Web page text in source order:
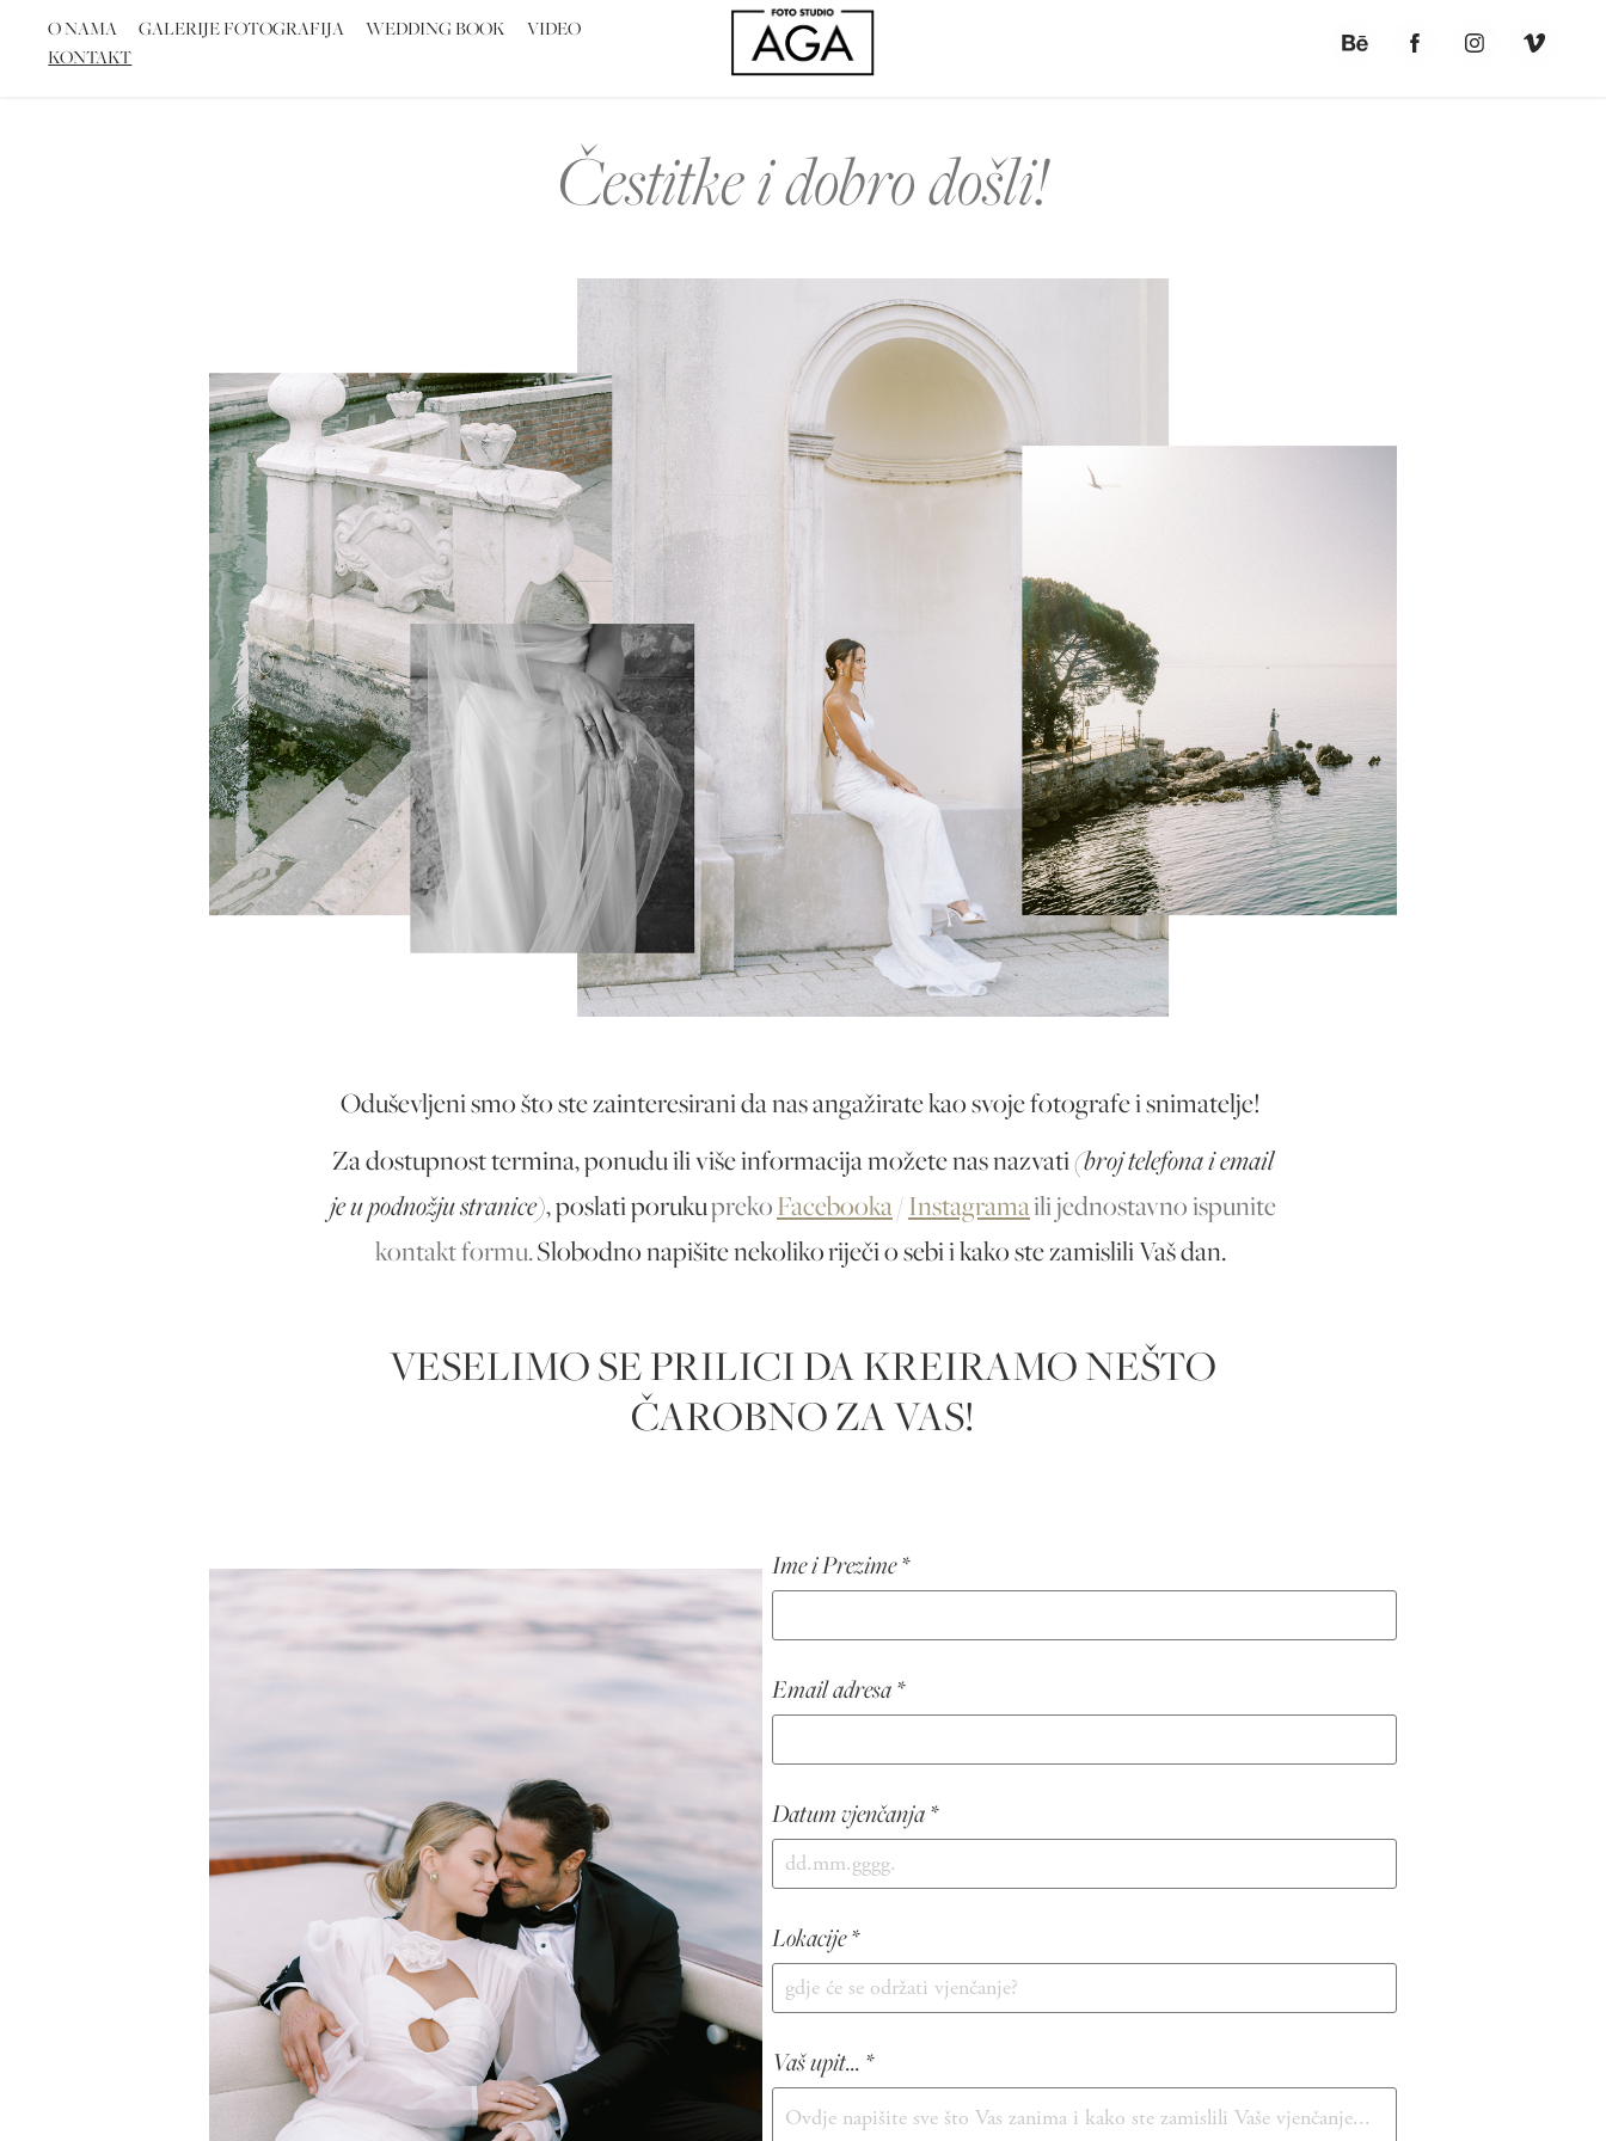
O NAMA GALERIJE FOTOGRAFIJA WEDDING BOOK
VIDEO
KONTAKT
Čestitke i dobro došli!
Oduševljeni smo što ste zainteresirani da nas angažirate kao svoje fotografe i snimatelje!
Za dostupnost termina, ponudu ili više informacija možete nas nazvati(broj telefona i email
je u podnožju stranice), poslati porukuprekoFacebooka/Instagramaili jednostavno ispunite
kontakt formu.Slobodno napišite nekoliko riječi o sebi i kako ste zamislili Vaš dan.
VESELIMO SE PRILICI DA KREIRAMO NEŠTO
ČAROBNO ZA VAS!
Ime i Prezime *
Email adresa *
Datum vjenčanja *
Lokacije *
Vaš upit... *